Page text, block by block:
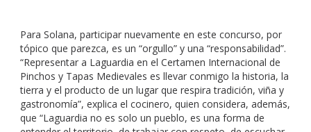
Para Solana, participar nuevamente en este concurso, por
tópico que parezca, es un “orgullo” y una “responsabilidad”.
“Representar a Laguardia en el Certamen Internacional de
Pinchos y Tapas Medievales es llevar conmigo la historia, la
tierra y el producto de un lugar que respira tradición, viña y
gastronomía”, explica el cocinero, quien considera, además,
que “Laguardia no es solo un pueblo, es una forma de